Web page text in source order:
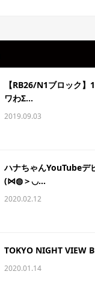
【RB26/N1ブロック】
ワわΣ...
2019.09.03
ハナちゃんYouTubeデ
(⋈◍＞◡...
2020.02.12
TOKYO NIGHT VIEW
2020.01.14